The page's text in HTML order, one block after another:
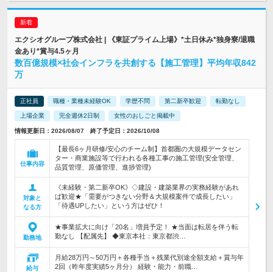
エクシオグループ株式会社 | 《東証プライム上場》*土日休み*独身寮/退職
金あり*賞与4.5ヶ月
数百億規模×社会インフラを共創する【施工管理】平均年収842
万
正社員 職種・業種未経験OK 学歴不問 第二新卒歓迎 転勤なし
上場企業 完全週休2日制 女性のおしごと掲載中
情報更新日：2026/08/07 終了予定日：2026/10/08
仕事内容
【最長6ヶ月研修/安心のチーム制】首都圏の大規模データセン
ター・商業施設等で行われる各種工事の施工管理(安全管理、
品質管理、原価管理、進捗管理)
対象と
なる方
《未経験・第二新卒OK》◇建設・建築業界の実務経験があれ
ば歓迎★「需要がつきない分野＆大規模案件で成長したい」
「待遇UPしたい」という方はぜひ！
勤務地
★事業拡大に向け「20名」増員予定！ ★当面は転居を伴う転
勤なし 【配属先】 ◆東京本社：東京都渋…
給与
月給28万円～50万円＋各種手当＋残業代別途全額支給＋賞与年
2回（昨年度実績5ヶ月分） 経験・能力・前職…